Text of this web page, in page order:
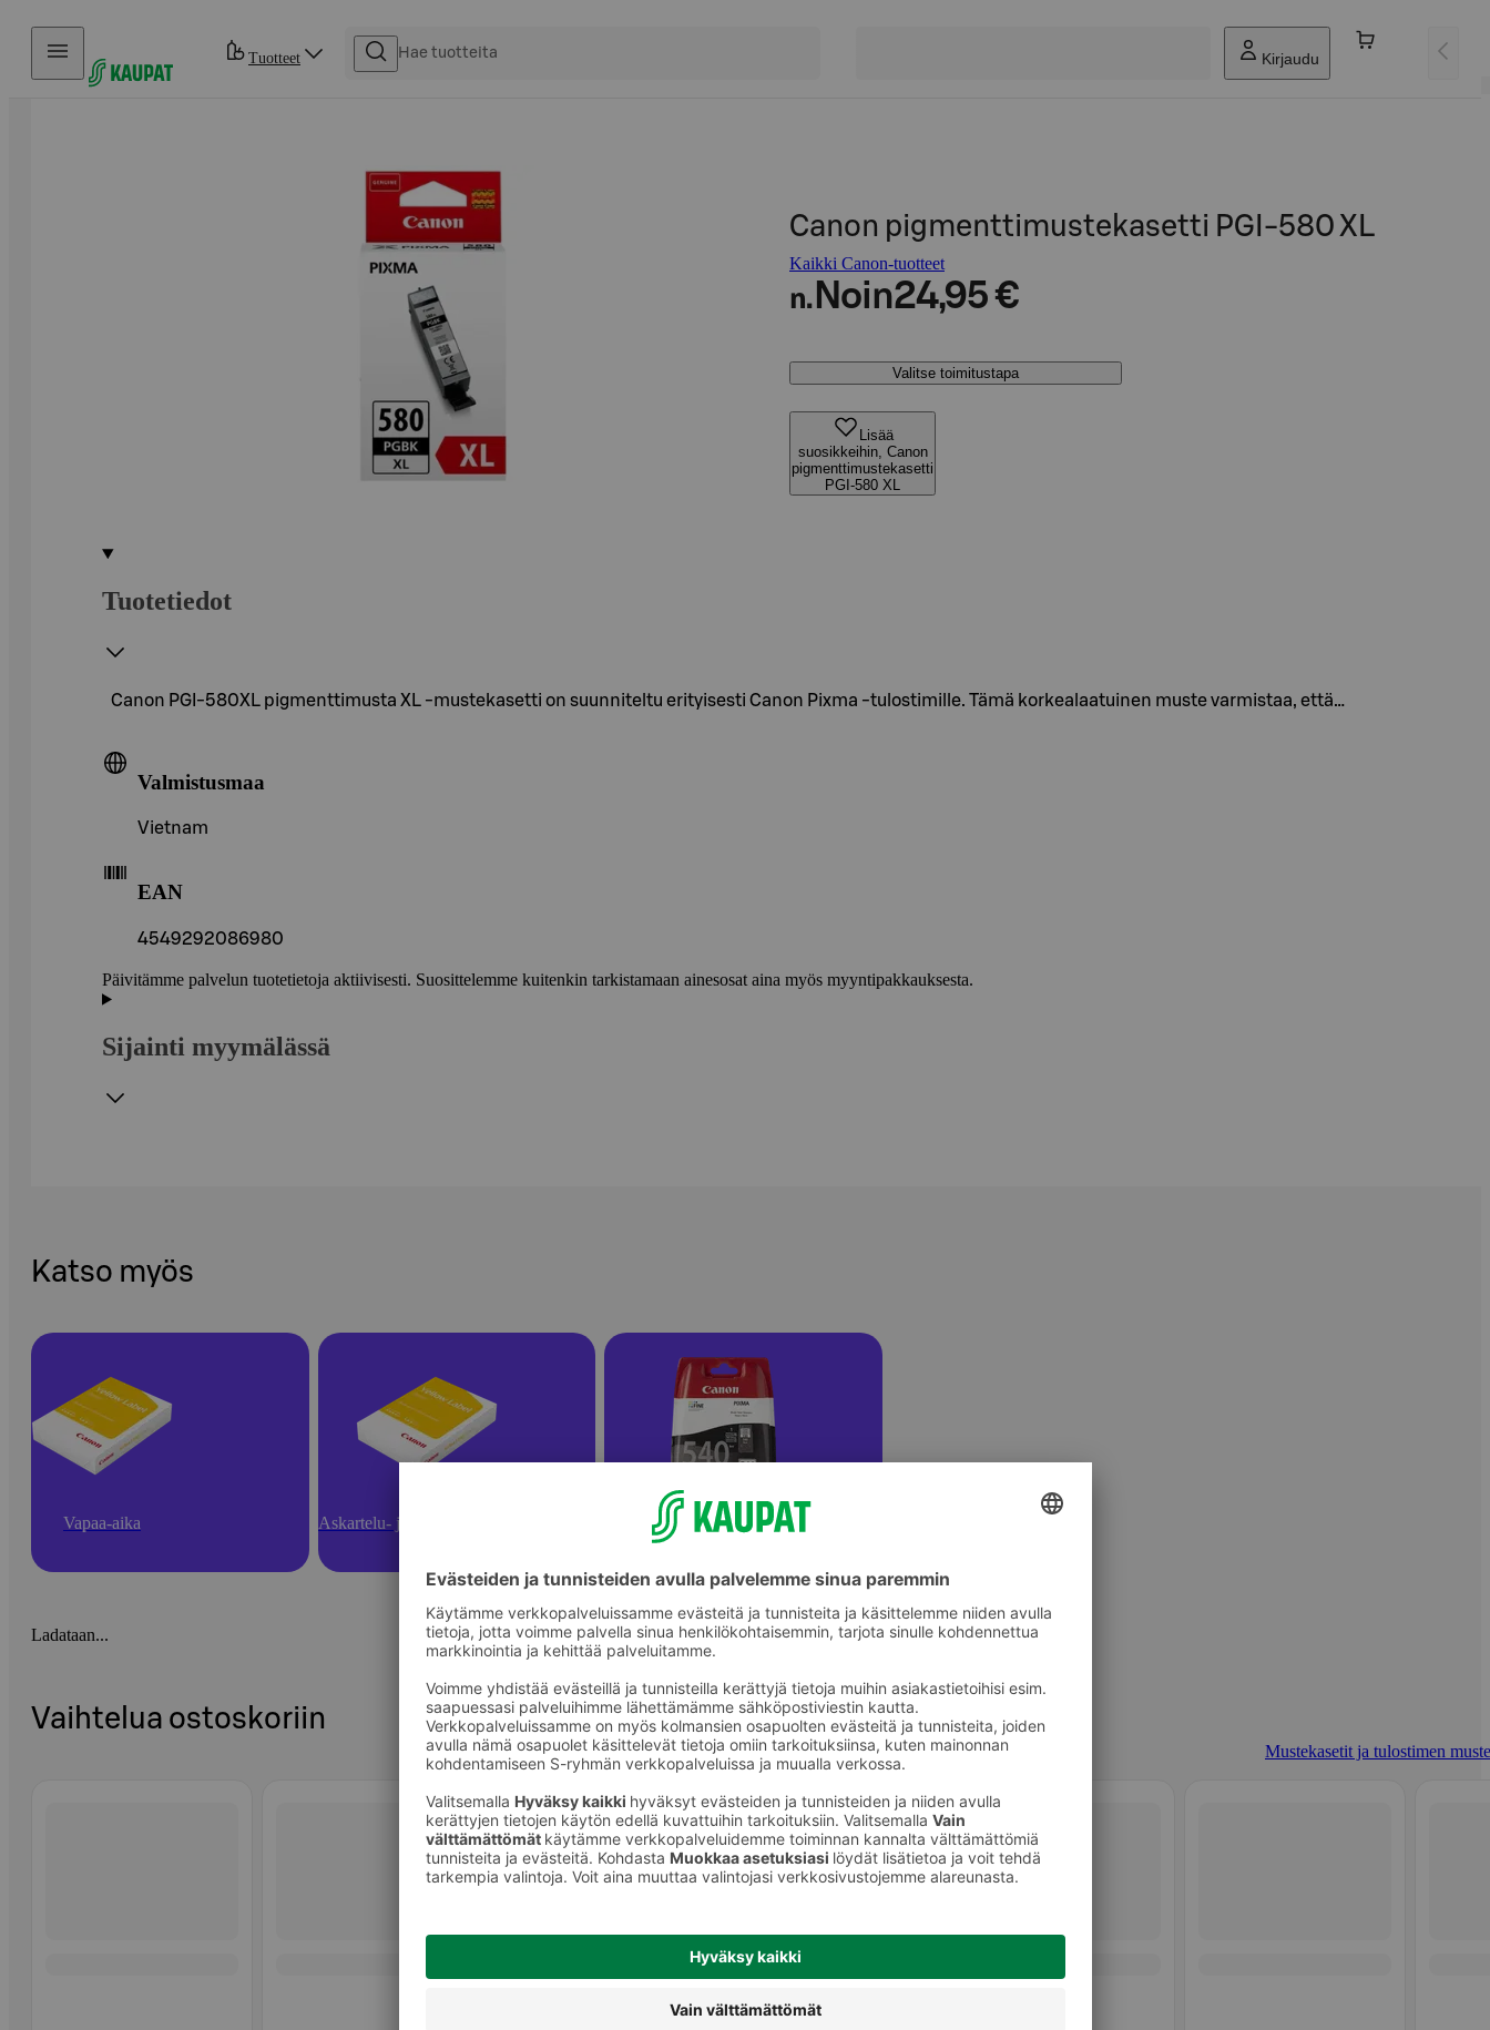
Hyppää sisältöön
Tuotteet Kirjaudu
Canon pigmenttimustekasetti PGI-580 XL
Kaikki Canon-tuotteet
n. Noin24,95 €
Valitse toimitustapa
Lisää
suosikkeihin, Canon
pigmenttimustekasetti
PGI-580 XL
Tuotetiedot
Canon PGI-580XL pigmenttimusta XL -mustekasetti on suunniteltu erityisesti Canon Pixma -tulostimille. Tämä korkealaatuinen muste varmistaa, että…
Valmistusmaa
Vietnam
EAN
4549292086980
Päivitämme palvelun tuotetietoja aktiivisesti. Suosittelemme kuitenkin tarkistamaan ainesosat aina myös myyntipakkauksesta.
Sijainti myymälässä
Katso myös
Vapaa-aika Askartelu- ja toimistotarvikkeet Mustekasetit ja tulostimen musteet
Ladataan...
Vaihtelua ostoskoriin
Mustekasetit ja tulostimen